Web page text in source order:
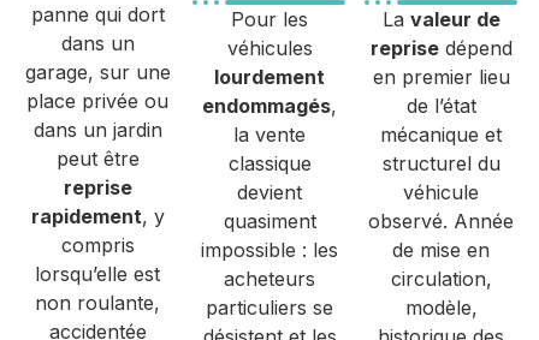
panne qui dort
dans un
garage, sur une
place privée ou
dans un jardin
peut être
reprise
rapidement, y
compris
lorsqu’elle est
non roulante,
accidentée
Pour les
véhicules
lourdement
endommagés,
la vente
classique
devient
quasiment
impossible : les
acheteurs
particuliers se
La valeur de
reprisedépend
en premier lieu
de l’état
mécanique et
structurel du
véhicule
observé. Année
de mise en
circulation,
modèle,